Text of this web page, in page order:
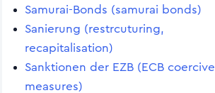
Samurai-Bonds (samurai bonds)
Sanierung (restrcuturing,
recapitalisation)
Sanktionen der EZB (ECB coercive
measures)